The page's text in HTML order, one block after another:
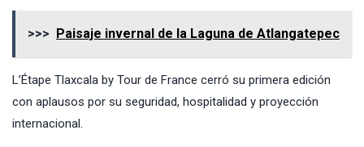
>>> Paisaje invernal de la Laguna de Atlangatepec
L’Étape Tlaxcala by Tour de France cerró su primera edición
con aplausos por su seguridad, hospitalidad y proyección
internacional.